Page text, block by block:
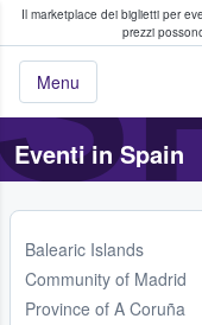
Il marketplace dei biglietti per
prezzi
Menu
fan comprano
Eventi in Spain
Balearic Islands
Community of Madrid
Province of A Coruña